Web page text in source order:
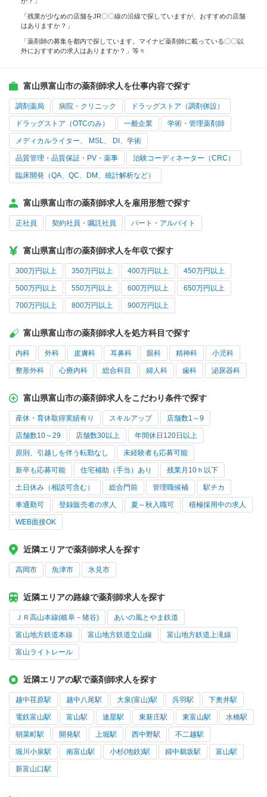
「残業が少なめの店舗をJR〇〇線の沿線で探していますが、おすすめの店舗
はありますか？」
「薬剤師の募集を都内で探しています。マイナビ薬剤師に載っている〇〇以
外におすすめの求人はありますか？」等々
富山県富山市の薬剤師求人を仕事内容で探す
調剤薬局 病院・クリニック ドラッグストア（調剤併設）
ドラッグストア（OTCのみ） 一般企業 学術・管理薬剤師
メディカルライター、 MSL、 DI、学術
品質管理・品質保証・PV・薬事 治験コーディネーター（CRC）
臨床開発（QA、QC、DM、統計解析など）
富山県富山市の薬剤師求人を雇用形態で探す
正社員 契約社員・嘱託社員 パート・アルバイト
富山県富山市の薬剤師求人を年収で探す
300万円以上 350万円以上 400万円以上 450万円以上
500万円以上 550万円以上 600万円以上 650万円以上
700万円以上 800万円以上 900万円以上
富山県富山市の薬剤師求人を処方科目で探す
内科 外科 皮膚科 耳鼻科 眼科 精神科 小児科
整形外科 心療内科 総合科目 婦人科 歯科 泌尿器科
富山県富山市の薬剤師求人をこだわり条件で探す
産休・育休取得実績有り スキルアップ 店舗数1～9
店舗数10～29 店舗数30以上 年間休日120日以上
原則、引越しを伴う転勤なし 未経験者も応募可能
新卒も応募可能 住宅補助（手当）あり 残業月10ｈ以下
土日休み（相談可含む） 総合門前 管理職候補 駅チカ
車通勤可 登録販売者の求人 夏～秋入職可 積極採用中の求人
WEB面接OK
近隣エリアで薬剤師求人を探す
高岡市 魚津市 氷見市
近隣エリアの路線で薬剤師求人を探す
ＪＲ高山本線(岐阜－猪谷) あいの風とやま鉄道
富山地方鉄道本線 富山地方鉄道立山線 富山地方鉄道上滝線
富山ライトレール
近隣エリアの駅で薬剤師求人を探す
越中荏原駅 越中八尾駅 大泉(富山)駅 呉羽駅 下奥井駅
電鉄富山駅 富山駅 速星駅 東新庄駅 東富山駅 水橋駅
朝菜町駅 開発駅 上堀駅 西中野駅 不二越駅
堀川小泉駅 南富山駅 小杉(地鉄)駅 婦中鵜坂駅 富山駅
新富山口駅